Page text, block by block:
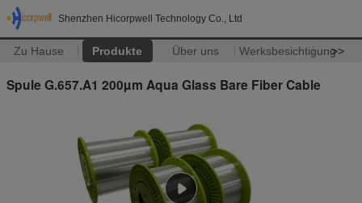
Shenzhen Hicorpwell Technology Co., Ltd
Zu Hause Produkte Über uns Werksbesichtigung>>
Spule G.657.A1 200µm Aqua Glass Bare Fiber Cable